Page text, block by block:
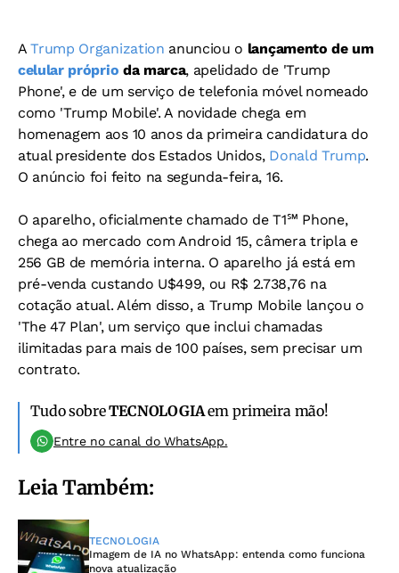
ATrump Organization anunciou o lançamento de um
celular próprio da marca, apelidado de 'Trump
Phone', e de um serviço de telefonia móvel nomeado
como 'Trump Mobile'. A novidade chega em
homenagem aos 10 anos da primeira candidatura do
atual presidente dos Estados Unidos, Donald Trump.
O anúncio foi feito na segunda-feira, 16.
O aparelho, oficialmente chamado de T1℠ Phone,
chega ao mercado com Android 15, câmera tripla e
256 GB de memória interna. O aparelho já está em
pré-venda custando U$499, ou R$ 2.738,76 na
cotação atual. Além disso, a Trump Mobile lançou o
'The 47 Plan', um serviço que inclui chamadas
ilimitadas para mais de 100 países, sem precisar um
contrato.
Tudo sobreTECNOLOGIAem primeira mão!
Entre no canal do WhatsApp.
Leia Também:
TECNOLOGIA
Imagem de IA no WhatsApp: entenda como funciona
nova atualização